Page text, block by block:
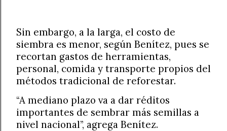
Sin embargo, a la larga, el costo de
siembra es menor, según Benítez, pues se
recortan gastos de herramientas,
personal, comida y transporte propios del
métodos tradicional de reforestar.
“A mediano plazo va a dar réditos
importantes de sembrar más semillas a
nivel nacional”, agrega Benítez.